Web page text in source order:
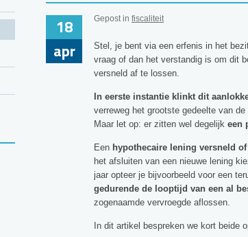
18
apr
Gepost in fiscaliteit
Stel, je bent via een erfenis in het
vraag of dan het verstandig is om dit
versneld af te lossen.
In eerste instantie klinkt dit
verreweg het grootste gedeelte van
Maar let op: er zitten wel degelijk een
Een hypothecaire lening versneld
het afsluiten van een nieuwe lening
jaar opteer je bijvoorbeeld voor een
gedurende de looptijd van een al
zogenaamde vervroegde aflossen.
In dit artikel bespreken we kort beide